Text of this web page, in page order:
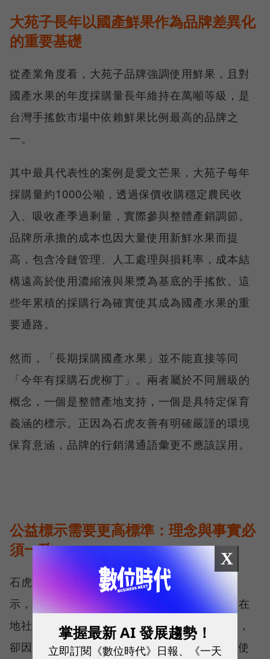
大苑子長年以國產鮮果作為品牌差異化
的重要基礎
從產業角度看，大苑子品牌強調使用鮮果，且對
國產水果的年度採購量長年維持在萬噸等級，是
台灣手搖飲市場中依賴鮮果比例最高的品牌之
一。
其中最具代表性的案例是愛文芒果，大苑子每年
採購量約1000公噸，透過保價收購穩定農民收
入、吸收產季過剩量，實際參與整體產銷調節。
品牌所承擔的成本也因大量使用新鮮水果而提
高，包含冷鏈管理、人工處理與損耗率，成本結
構遠高於使用濃縮液與果漿為基底的手搖飲。這
些年累積的採購行為確實使其成為國產水果的重
要通路。
然而，「長期採購國產水果」並不能直接等同
「今年有採購石虎柳丁」。兩者屬於不同層級的
概念，一個是整體產地支持，一個是具特定保育
義涵的標示。正因為石虎友善有明確嚴謹的環境
保育意涵，品牌的行銷溝通語彙更不應該誤用。
公益標示需要更高標準：理念與事實必
須一致
石虎友善農作具有高度公共性，品牌使用此標
示，不僅是在稱述產品特點，也是在引用一段在
地社群的長期努力。因此，一旦沒有實質採購，
卻因語意、影像或敘事方式讓外界推論為「有使
X
掌握最新 AI 發展趨勢！
立即訂閱《數位時代》日報、《一天